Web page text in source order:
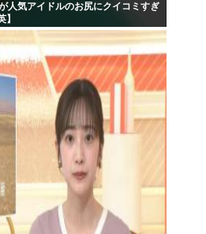
人気アイドルのお尻にクイコミすぎ